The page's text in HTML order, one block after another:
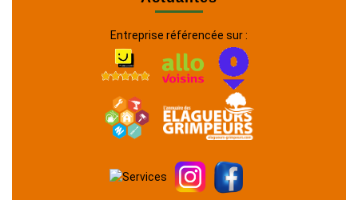
Entreprise référencée sur :